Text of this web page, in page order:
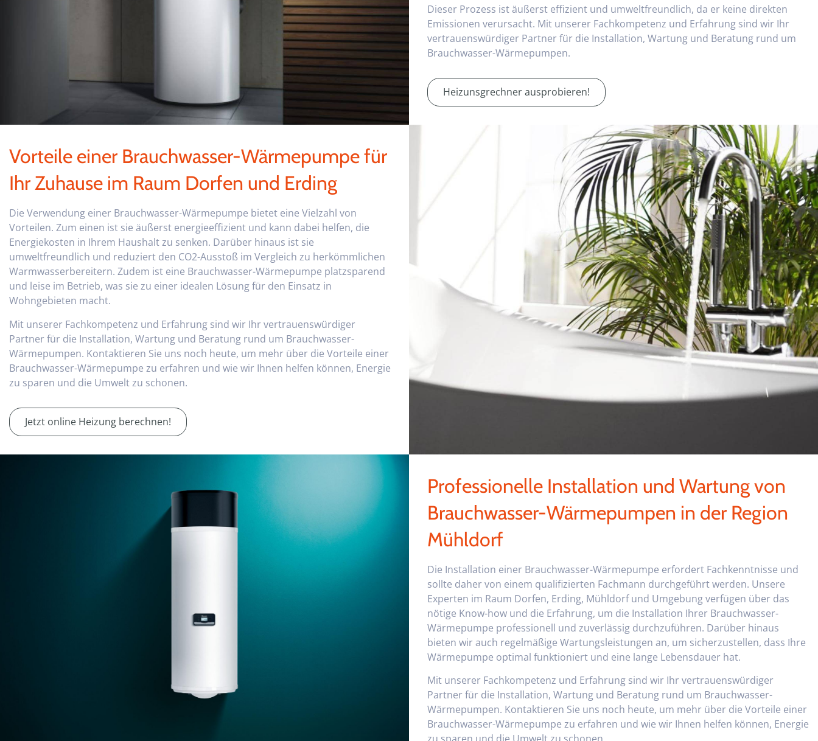
Dieser Prozess ist äußerst effizient und umweltfreundlich, da er keine direkten
Emissionen verursacht. Mit unserer Fachkompetenz und Erfahrung sind wir Ihr
vertrauenswürdiger Partner für die Installation, Wartung und Beratung rund um
Brauchwasser-Wärmepumpen.
Heizunsgrechner ausprobieren!
Vorteile einer Brauchwasser-Wärmepumpe für
Ihr Zuhause im Raum Dorfen und Erding
Die Verwendung einer Brauchwasser-Wärmepumpe bietet eine Vielzahl von
Vorteilen. Zum einen ist sie äußerst energieeffizient und kann dabei helfen, die
Energiekosten in Ihrem Haushalt zu senken. Darüber hinaus ist sie
umweltfreundlich und reduziert den CO2-Ausstoß im Vergleich zu herkömmlichen
Warmwasserbereitern. Zudem ist eine Brauchwasser-Wärmepumpe platzsparend
und leise im Betrieb, was sie zu einer idealen Lösung für den Einsatz in
Wohngebieten macht.
Mit unserer Fachkompetenz und Erfahrung sind wir Ihr vertrauenswürdiger
Partner für die Installation, Wartung und Beratung rund um Brauchwasser-
Wärmepumpen. Kontaktieren Sie uns noch heute, um mehr über die Vorteile einer
Brauchwasser-Wärmepumpe zu erfahren und wie wir Ihnen helfen können, Energie
zu sparen und die Umwelt zu schonen.
Jetzt online Heizung berechnen!
Professionelle Installation und Wartung von
Brauchwasser-Wärmepumpen in der Region
Mühldorf
Die Installation einer Brauchwasser-Wärmepumpe erfordert Fachkenntnisse und
sollte daher von einem qualifizierten Fachmann durchgeführt werden. Unsere
Experten im Raum Dorfen, Erding, Mühldorf und Umgebung verfügen über das
nötige Know-how und die Erfahrung, um die Installation Ihrer Brauchwasser-
Wärmepumpe professionell und zuverlässig durchzuführen. Darüber hinaus
bieten wir auch regelmäßige Wartungsleistungen an, um sicherzustellen, dass Ihre
Wärmepumpe optimal funktioniert und eine lange Lebensdauer hat.
Mit unserer Fachkompetenz und Erfahrung sind wir Ihr vertrauenswürdiger
Partner für die Installation, Wartung und Beratung rund um Brauchwasser-
Wärmepumpen. Kontaktieren Sie uns noch heute, um mehr über die Vorteile einer
Brauchwasser-Wärmepumpe zu erfahren und wie wir Ihnen helfen können, Energie